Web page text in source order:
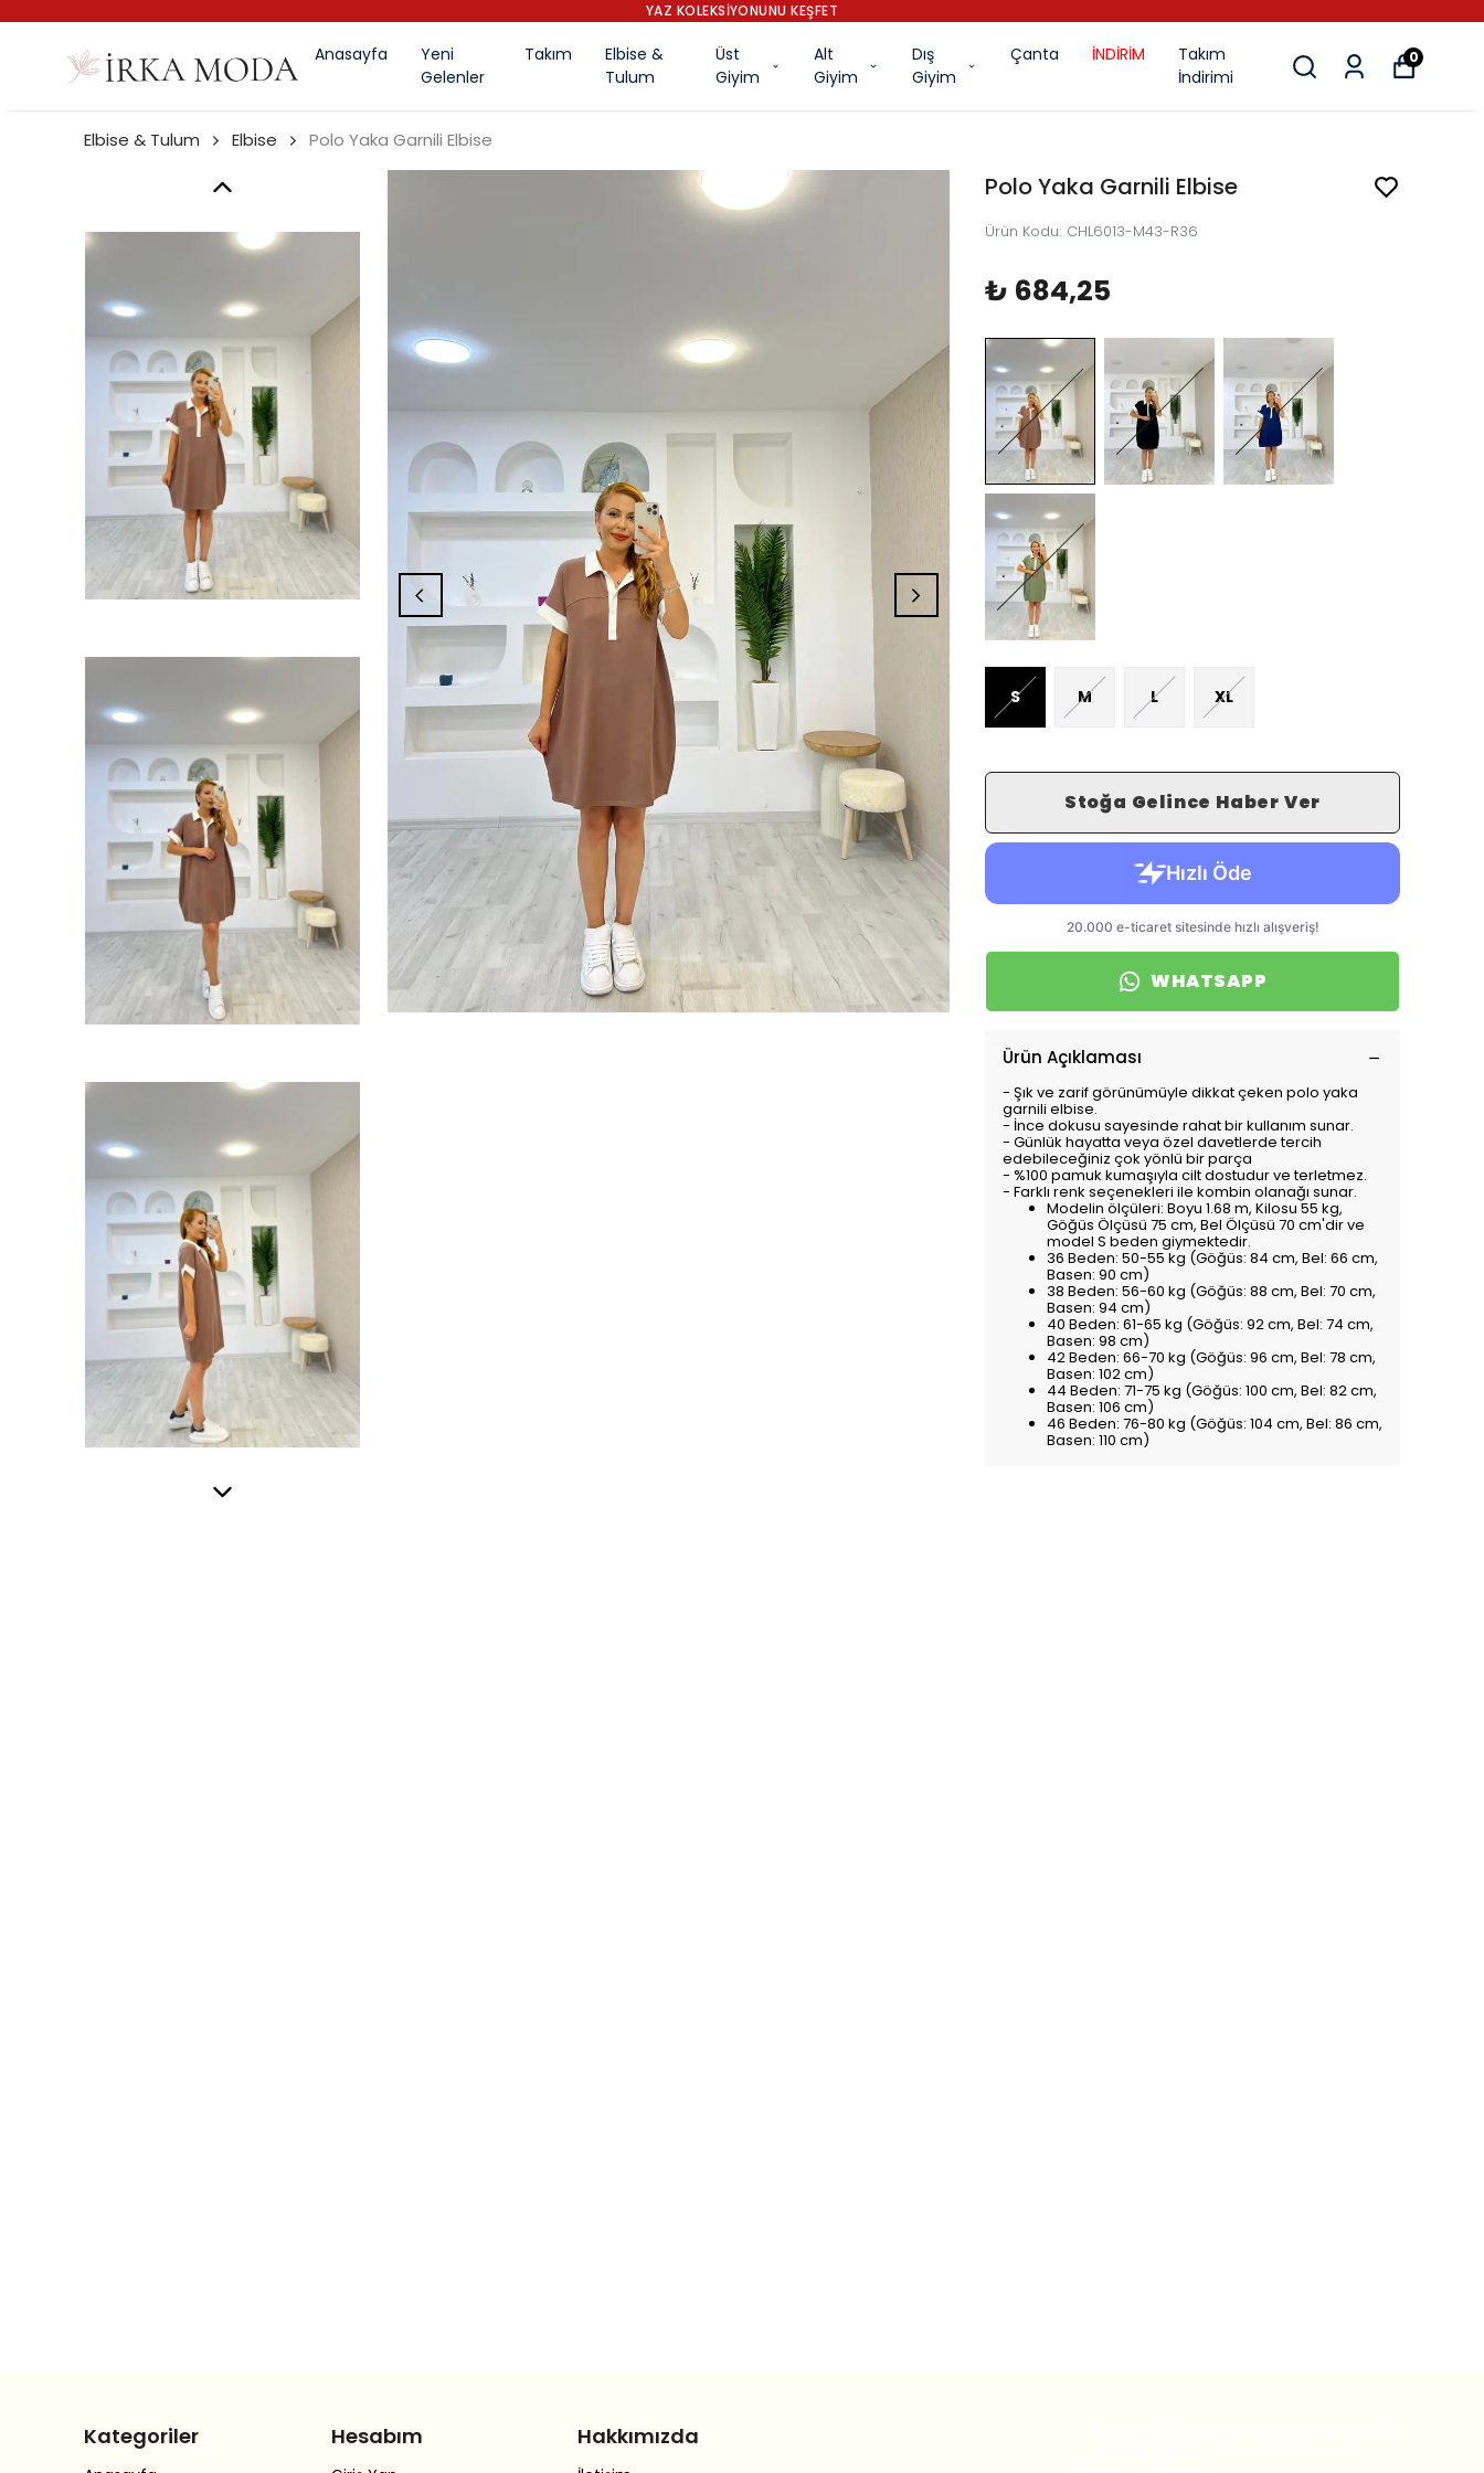
YAZ KOLEKSİYONUNU KEŞFET
Anasayfa
Yeni
Gelenler
Takım
Elbise &
Tulum
Üst
Giyim
Alt
Giyim
Dış
Giyim
Çanta İNDİRİM
Takım
İndirimi
0
Elbise & Tulum Elbise Polo Yaka Garnili Elbise
Polo Yaka Garnili Elbise
Ürün Kodu: CHL6013-M43-R36
₺ 684,25
S M L XL
Stoğa Gelince Haber Ver
WHATSAPP
Ürün Açıklaması
- Şık ve zarif görünümüyle dikkat çeken polo yaka
garnili elbise.
- İnce dokusu sayesinde rahat bir kullanım sunar.
- Günlük hayatta veya özel davetlerde tercih
edebileceğiniz çok yönlü bir parça
- %100 pamuk kumaşıyla cilt dostudur ve terletmez.
- Farklı renk seçenekleri ile kombin olanağı sunar.
Modelin ölçüleri: Boyu 1.68 m, Kilosu 55 kg,
Göğüs Ölçüsü 75 cm, Bel Ölçüsü 70 cm'dir ve
model S beden giymektedir.
36 Beden: 50-55 kg (Göğüs: 84 cm, Bel: 66 cm,
Basen: 90 cm)
38 Beden: 56-60 kg (Göğüs: 88 cm, Bel: 70 cm,
Basen: 94 cm)
40 Beden: 61-65 kg (Göğüs: 92 cm, Bel: 74 cm,
Basen: 98 cm)
42 Beden: 66-70 kg (Göğüs: 96 cm, Bel: 78 cm,
Basen: 102 cm)
44 Beden: 71-75 kg (Göğüs: 100 cm, Bel: 82 cm,
Basen: 106 cm)
46 Beden: 76-80 kg (Göğüs: 104 cm, Bel: 86 cm,
Basen: 110 cm)
Kategoriler Hesabım Hakkımızda